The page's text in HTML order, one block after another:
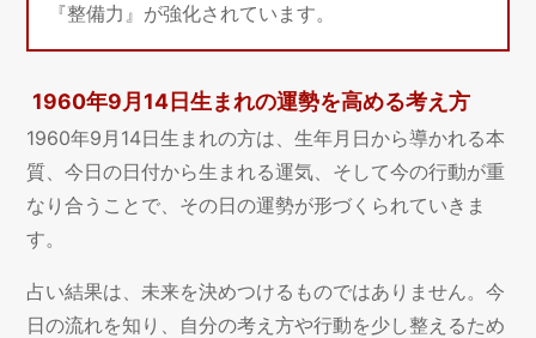
『整備力』が強化されています。
1960年9月14日生まれの運勢を高める考え方
1960年9月14日生まれの方は、生年月日から導かれる本
質、今日の日付から生まれる運気、そして今の行動が重
なり合うことで、その日の運勢が形づくられていきま
す。
占い結果は、未来を決めつけるものではありません。今
日の流れを知り、自分の考え方や行動を少し整えるため